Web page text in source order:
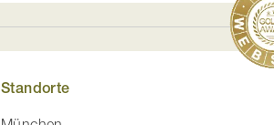
Standorte